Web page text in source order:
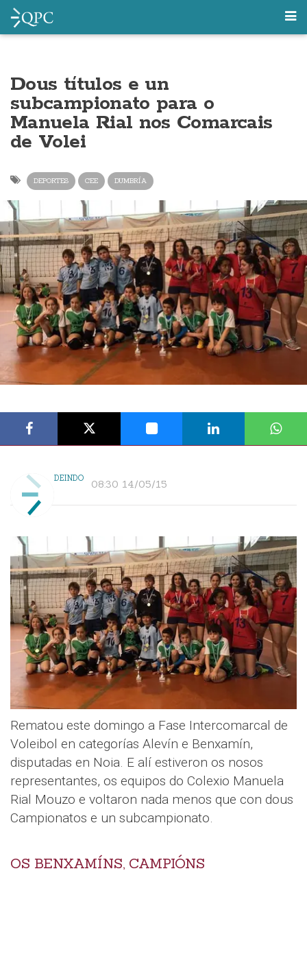
Dous títulos e un
subcampionato para o
Manuela Rial nos Comarcais
de Volei
DEPORTES CEE DUMBRÍA
DEINDO 08:30 14/05/15
Rematou este domingo a Fase Intercomarcal de
Voleibol en categorías Alevín e Benxamín,
disputadas en Noia. E alí estiveron os nosos
representantes, os equipos do Colexio Manuela
Rial Mouzo e voltaron nada menos que con dous
Campionatos e un subcampionato.
OS BENXAMÍNS, CAMPIÓNS